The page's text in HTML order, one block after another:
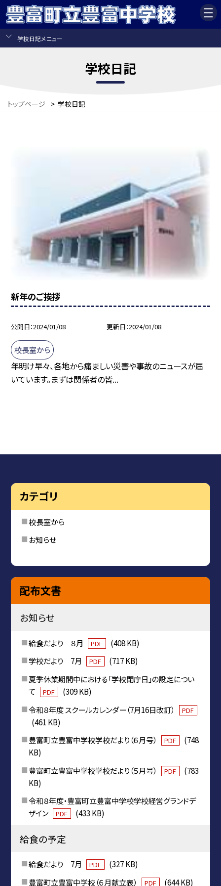
学校日記メニュー
学校日記
トップページ > 学校日記
新年のご挨拶
公開日 2024/01/08 更新日 2024/01/08
校長室から
年明け早々、各地から痛ましい災害や事故のニュースが届
いています。まずは関係者の皆...
カテゴリ
校長室から
お知らせ
配布文書
お知らせ
給食だより ８月 PDF
(408 KB)
学校だより 7月
PDF
(717 KB)
夏季休業期間中における「学校閉庁日」の設定につい
て
PDF
(309 KB)
令和８年度 スクールカレンダー（7月16日改訂）
PDF
(461 KB)
豊富町立豊富中学校学校だより（６月号）
PDF
(748
KB)
豊富町立豊富中学校学校だより（５月号）
PDF
(783
KB)
令和８年度・豊富町立豊富中学校学校経営グランドデ
ザイン
PDF (433 KB)
給食の予定
給食だより 7月 PDF
(327 KB)
豊富町立豊富中学校（６月献立表）
PDF (644 KB)